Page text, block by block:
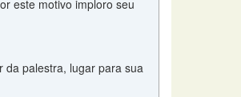
este motivo imploro seu
da palestra, lugar para sua